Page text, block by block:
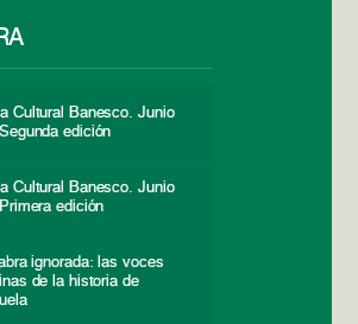
Cultural Banesco. Junio
edición
Cultural Banesco. Junio
edición
ignorada: las voces
de la historia de